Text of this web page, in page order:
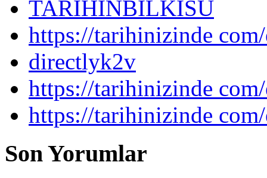
TARIHINBILKISU
https://tarihinizinde
directlyk2v
https://tarihinizinde
https://tarihinizinde
Son Yorumlar